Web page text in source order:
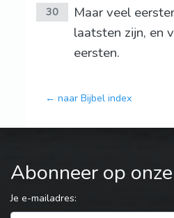
30
Maar veel
laatsten zijn, en
eersten.
← naar Bijbel index
Abonneer op
Je e-mailadres: